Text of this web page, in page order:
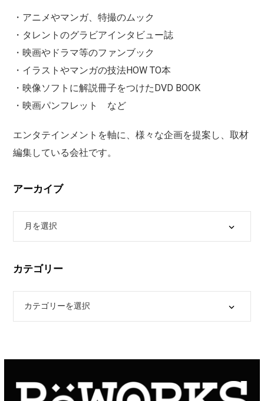
・アニメやマンガ、特撮のムック
・タレントのグラビアインタビュー誌
・映画やドラマ等のファンブック
・イラストやマンガの技法HOW TO本
・映像ソフトに解説冊子をつけたDVD BOOK
・映画パンフレット など
エンタテインメントを軸に、様々な企画を提案し、取材
編集している会社です。
アーカイブ
カテゴリー